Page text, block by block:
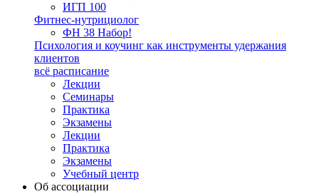
ИГП 100
Фитнес-нутрициолог
ФН 38 Набор!
Психология и коучинг как инструменты удержания
клиентов
всё расписание
Лекции
Семинары
Практика
Экзамены
Лекции
Практика
Экзамены
Учебный центр
Об ассоциации